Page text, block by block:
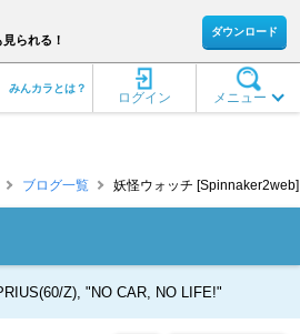
られる！
ダウンロード
メニュー
ログイン
みんカラとは？
ブログ一覧 妖怪ウォッチ [Spinnaker2web]
Z), "NO CAR, NO LIFE!"